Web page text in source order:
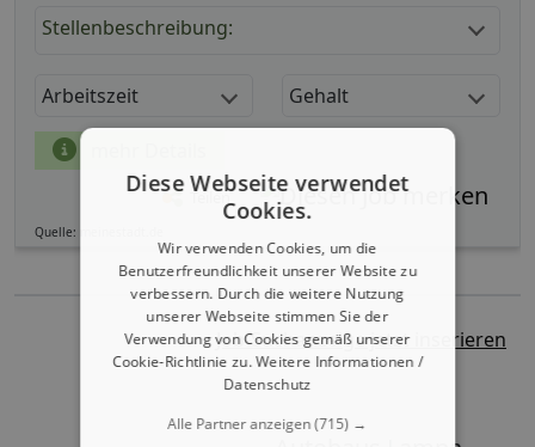
Stellenbeschreibung:
Arbeitszeit Gehalt
Teilen
Quelle: meinestadt.de
Job-Suchanzeige jetzt inserieren
Diese Webseite verwendet
Cookies.
Wir verwenden Cookies, um die
Benutzerfreundlichkeit unserer Website zu
verbessern. Durch die weitere Nutzung
unserer Webseite stimmen Sie der
Verwendung von Cookies gemäß unserer
Cookie-Richtlinie zu.Weitere Informationen /
Datenschutz
Alle Partner anzeigen(715) →